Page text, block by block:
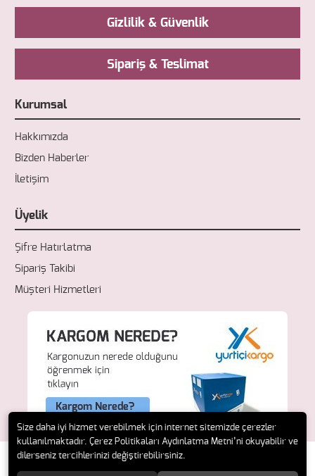
Gizlilik & Güvenlik
Sipariş & Teslimat
Kurumsal
Hakkımızda
Bizden Haberler
İletişim
Üyelik
Şifre Hatırlatma
Sipariş Takibi
Müşteri Hizmetleri
Size daha iyi hizmet verebilmek için internet sitemizde çerezler
kullanılmaktadır. Çerez Politikaları Aydınlatma Metni’ni okuyabilir ve
dilerseniz tercihlerinizi değiştirebilirsiniz.